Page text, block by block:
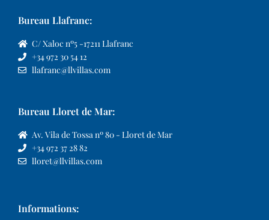
Bureau Llafranc:
C/ Xaloc nº5 -17211 Llafranc
+34 972 30 54 12
llafranc@llvillas.com
Bureau Lloret de Mar:
Av. Vila de Tossa nº 80 - Lloret de Mar
+34 972 37 28 82
lloret@llvillas.com
Informations: